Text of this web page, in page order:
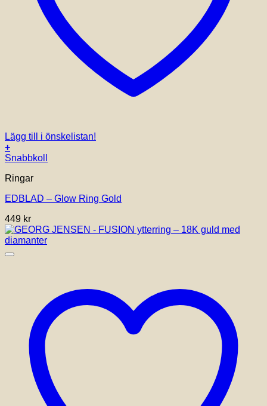
Lägg till i önskelistan!
+
Den
produkten
flera
De
olika
alternativen
kan
Snabbkoll
Ringar
EDBLAD – Glow Ring Gold
449 kr